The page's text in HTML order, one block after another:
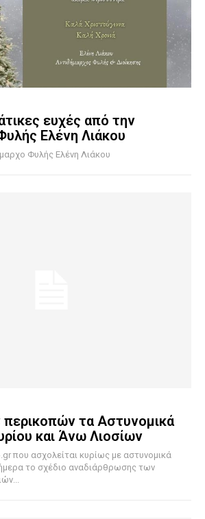
ευχές από την
Ελένη Λιάκου
τα Αστυνομικά
και Άνω Λιοσίων
που ασχολείται κυρίως με αστυνομικά
το σχέδιο αναδιάρθρωσης των